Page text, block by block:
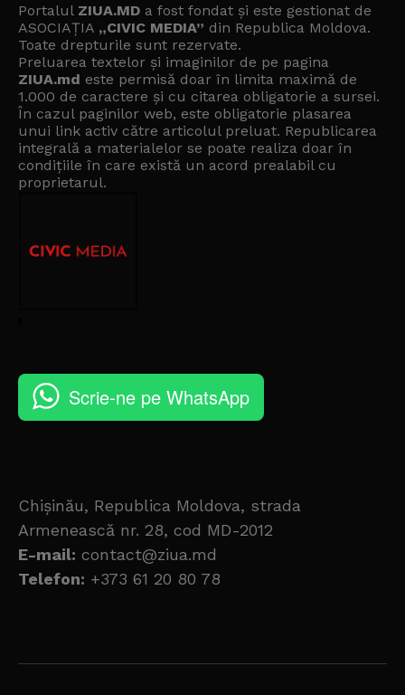
Portalul ZIUA.MD a fost fondat și este gestionat de
ASOCIAȚIA „CIVIC MEDIA” din Republica Moldova.
Toate drepturile sunt rezervate.
Preluarea textelor și imaginilor de pe pagina
ZIUA.md este permisă doar în limita maximă de
1.000 de caractere și cu citarea obligatorie a sursei.
În cazul paginilor web, este obligatorie plasarea
unui link activ către articolul preluat. Republicarea
integrală a materialelor se poate realiza doar în
condițiile în care există un acord prealabil cu
proprietarul.
Scrie-ne pe WhatsApp
Chișinău, Republica Moldova, strada
Armenească nr. 28, cod MD-2012
E-mail: contact@ziua.md
Telefon: +373 61 20 80 78